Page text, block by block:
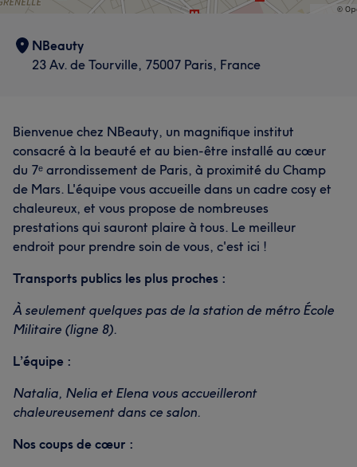
NBeauty
23 Av. de Tourville, 75007 Paris, France
Bienvenue chez NBeauty, un magnifique institut
consacré à la beauté et au bien-être installé au cœur
du 7ᵉ arrondissement de Paris, à proximité du Champ
de Mars. L'équipe vous accueille dans un cadre cosy et
chaleureux, et vous propose de nombreuses
prestations qui sauront plaire à tous. Le meilleur
endroit pour prendre soin de vous, c'est ici !
Transports publics les plus proches :
À seulement quelques pas de la station de métro École
Militaire (ligne 8).
L’équipe :
Natalia, Nelia et Elena vous accueilleront
chaleureusement dans ce salon.
Nos coups de cœur :